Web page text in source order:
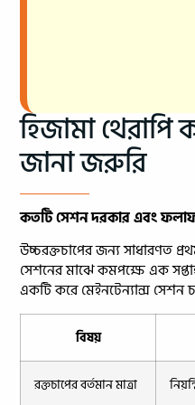
হিজামা
জানা জরুরি
কতটি সেশন দরকার এবং
উচ্চরক্তচাপের জন্য সাধারণত
সেশনের মাঝে কমপক্ষে এক
একটি করে মেইনটেন্যান্স সেশন
বিষয়
রক্তচাপের বর্তমান মাত্রা